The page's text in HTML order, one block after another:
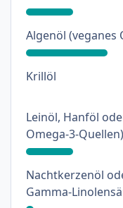
Algenöl (veganes
Krillöl: 0%
Leinöl, Hanföl
Omega-3-Quellen)
Nachtkerzenöl
Gamma-